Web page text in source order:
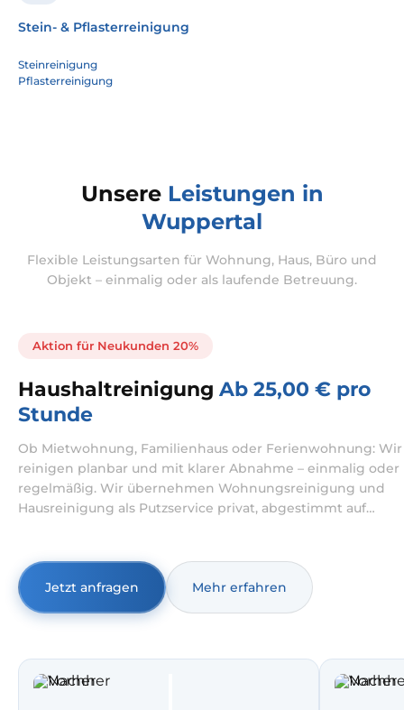
Stein- & Pflasterreinigung
Steinreinigung
Pflasterreinigung
Unsere Leistungen in
Wuppertal
Flexible Leistungsarten für Wohnung, Haus, Büro und
Objekt – einmalig oder als laufende Betreuung.
Aktion für Neukunden 20%
Haushaltreinigung Ab 25,00 € pro
Stunde
Ob Mietwohnung, Familienhaus oder Ferienwohnung: Wir
reinigen planbar und mit klarer Abnahme – einmalig oder
regelmäßig. Wir übernehmen Wohnungsreinigung und
Hausreinigung als Putzservice privat, abgestimmt auf
Jetzt anfragen Mehr erfahren